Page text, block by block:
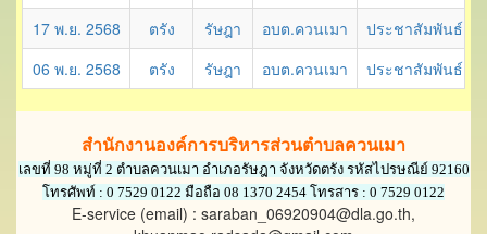
17 พ.ย. 2568
ตรัง รัษฎา อบต.ควนเมา
ประชาสัมพันธ์เข้
06 พ.ย. 2568
ตรัง รัษฎา อบต.ควนเมา ประชาสัมพันธ์เข้
สำนักงานองค์การบริหารส่วนตำบลควนเมา
เลขที่ 98 หมู่ที่ 2 ตำบลควนเมา อำเภอรัษฎา จังหวัดตรัง รหัสไปรษณีย์ 92160
โทรศัพท์ : 0 7529 0122 มือถือ 08 1370 2454 โทรสาร : 0 7529 0122
E-service (email) : saraban_06920904@dla.go.th,